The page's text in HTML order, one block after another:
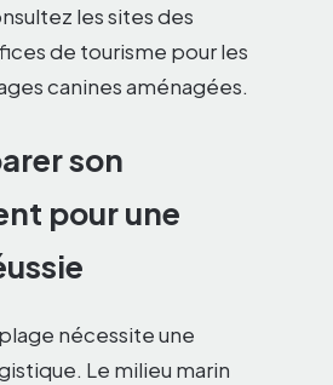
les sites des
de tourisme pour les
canines aménagées.
son
pour une
nécessite une
Le milieu marin